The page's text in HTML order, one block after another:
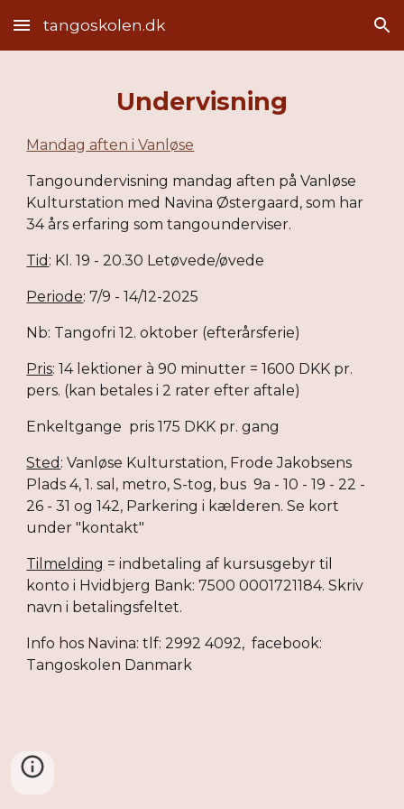
Skip to main content Skip to navigation
tangoskolen.dk
Undervisning
Mandag aften i Vanløse
Tangoundervisning mandag aften på Vanløse
Kulturstation med Navina Østergaard, som har
34års erfaring som tangounderviser.
Tid : Kl. 19 - 20.30 Letøvede/øvede
Periode:7/9 - 14/12-2025
Nb: Tangofri12. oktober (efterårsferie)
Pris:14lektioner à90 minutter =1600 DKK pr.
pers. (kan betales i 2 rater efter aftale)
Enkeltgange pris 175 DKK pr. gang
Sted : Vanløse Kulturstation, Frode Jakobsens
Plads 4, 1. sal, metro, S-tog, bus 9a - 10 - 19 - 22 -
26 - 31 og 142, Parkering i kælderen. Se kort
under "kontakt"
Tilmelding = indbetaling af kursusgebyr til
konto i Hvidbjerg Bank:7500 0001721184. Skriv
navn i betalingsfeltet.
Info hos Navina: tlf: 2992 4092, facebook:
Tangoskolen Danmark